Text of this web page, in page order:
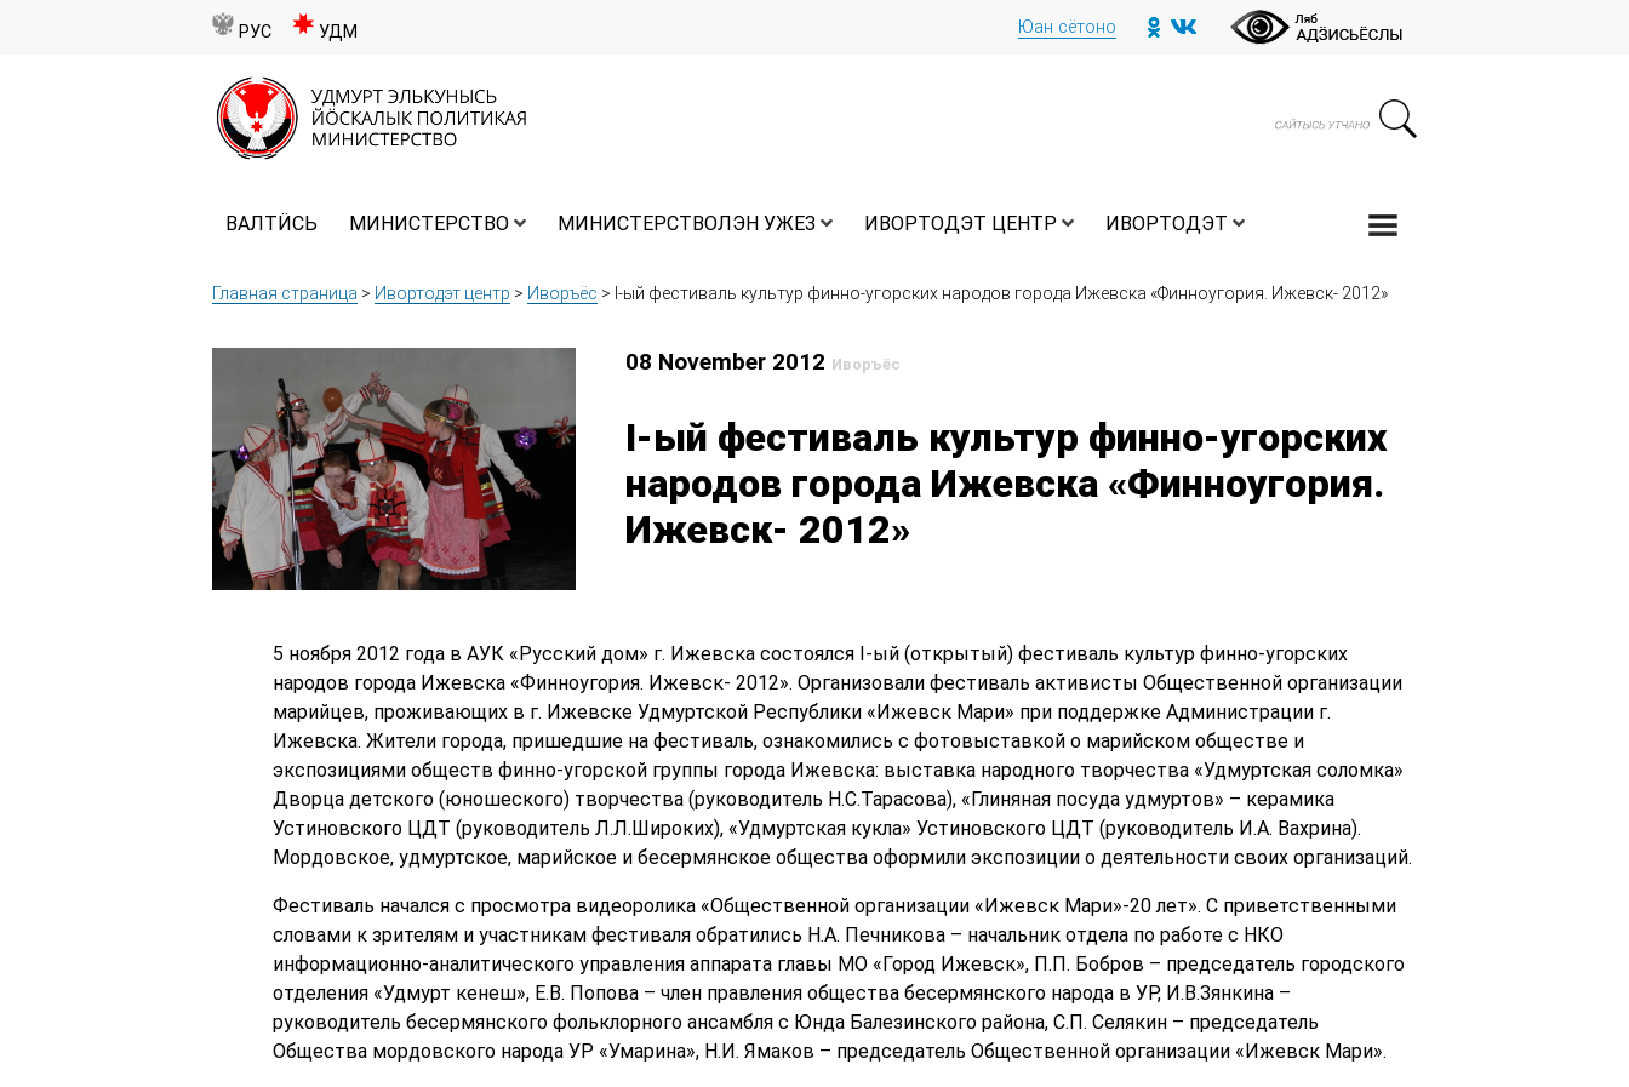
РУС УДМ Юан сётоно
ВАЛТӤСЬ МИНИСТЕРСТВО МИНИСТЕРСТВОЛЭН УЖЕЗ ИВОРТОДЭТ ЦЕНТР ИВОРТОДЭТ
Главная страница > Ивортодэт центр > Иворъёс > I-ый фестиваль культур финно-угорских народов города Ижевска «Финноугория. Ижевск- 2012»
08 November 2012 Иворъёс
I-ый фестиваль культур финно-угорских
народов города Ижевска «Финноугория.
Ижевск- 2012»
5 ноября 2012 года в АУК «Русский дом» г. Ижевска состоялся I-ый (открытый) фестиваль культур финно-угорских
народов города Ижевска «Финноугория. Ижевск- 2012». Организовали фестиваль активисты Общественной организации
марийцев, проживающих в г. Ижевске Удмуртской Республики «Ижевск Мари» при поддержке Администрации г.
Ижевска. Жители города, пришедшие на фестиваль, ознакомились с фотовыставкой о марийском обществе и
экспозициями обществ финно-угорской группы города Ижевска: выставка народного творчества «Удмуртская соломка»
Дворца детского (юношеского) творчества (руководитель Н.С.Тарасова), «Глиняная посуда удмуртов» – керамика
Устиновского ЦДТ (руководитель Л.Л.Широких), «Удмуртская кукла» Устиновского ЦДТ (руководитель И.А. Вахрина).
Мордовское, удмуртское, марийское и бесермянское общества оформили экспозиции о деятельности своих организаций.
Фестиваль начался с просмотра видеоролика «Общественной организации «Ижевск Мари»-20 лет». С приветственными
словами к зрителям и участникам фестиваля обратились Н.А. Печникова – начальник отдела по работе с НКО
информационно-аналитического управления аппарата главы МО «Город Ижевск», П.П. Бобров – председатель городского
отделения «Удмурт кенеш», Е.В. Попова – член правления общества бесермянского народа в УР, И.В.Зянкина –
руководитель бесермянского фольклорного ансамбля с Юнда Балезинского района, С.П. Селякин – председатель
Общества мордовского народа УР «Умарина», Н.И. Ямаков – председатель Общественной организации «Ижевск Мари».